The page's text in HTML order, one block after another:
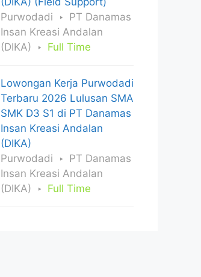
Purwodadi
PT Danamas
Insan Kreasi Andalan
(DIKA)
Full Time
Lowongan Kerja Purwodadi
Terbaru 2026 Lulusan SMA
SMK D3 S1 di PT Danamas
Insan Kreasi Andalan
(DIKA)
Purwodadi
PT Danamas
Insan Kreasi Andalan
(DIKA)
Full Time